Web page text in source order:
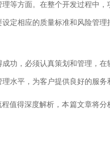
等方面。在整个开发过程中，
定相应的质量标准和风险管理
功，必须认真策划和管理，在
水平，为客户提供良好的服务
值得深度解析，本篇文章将分